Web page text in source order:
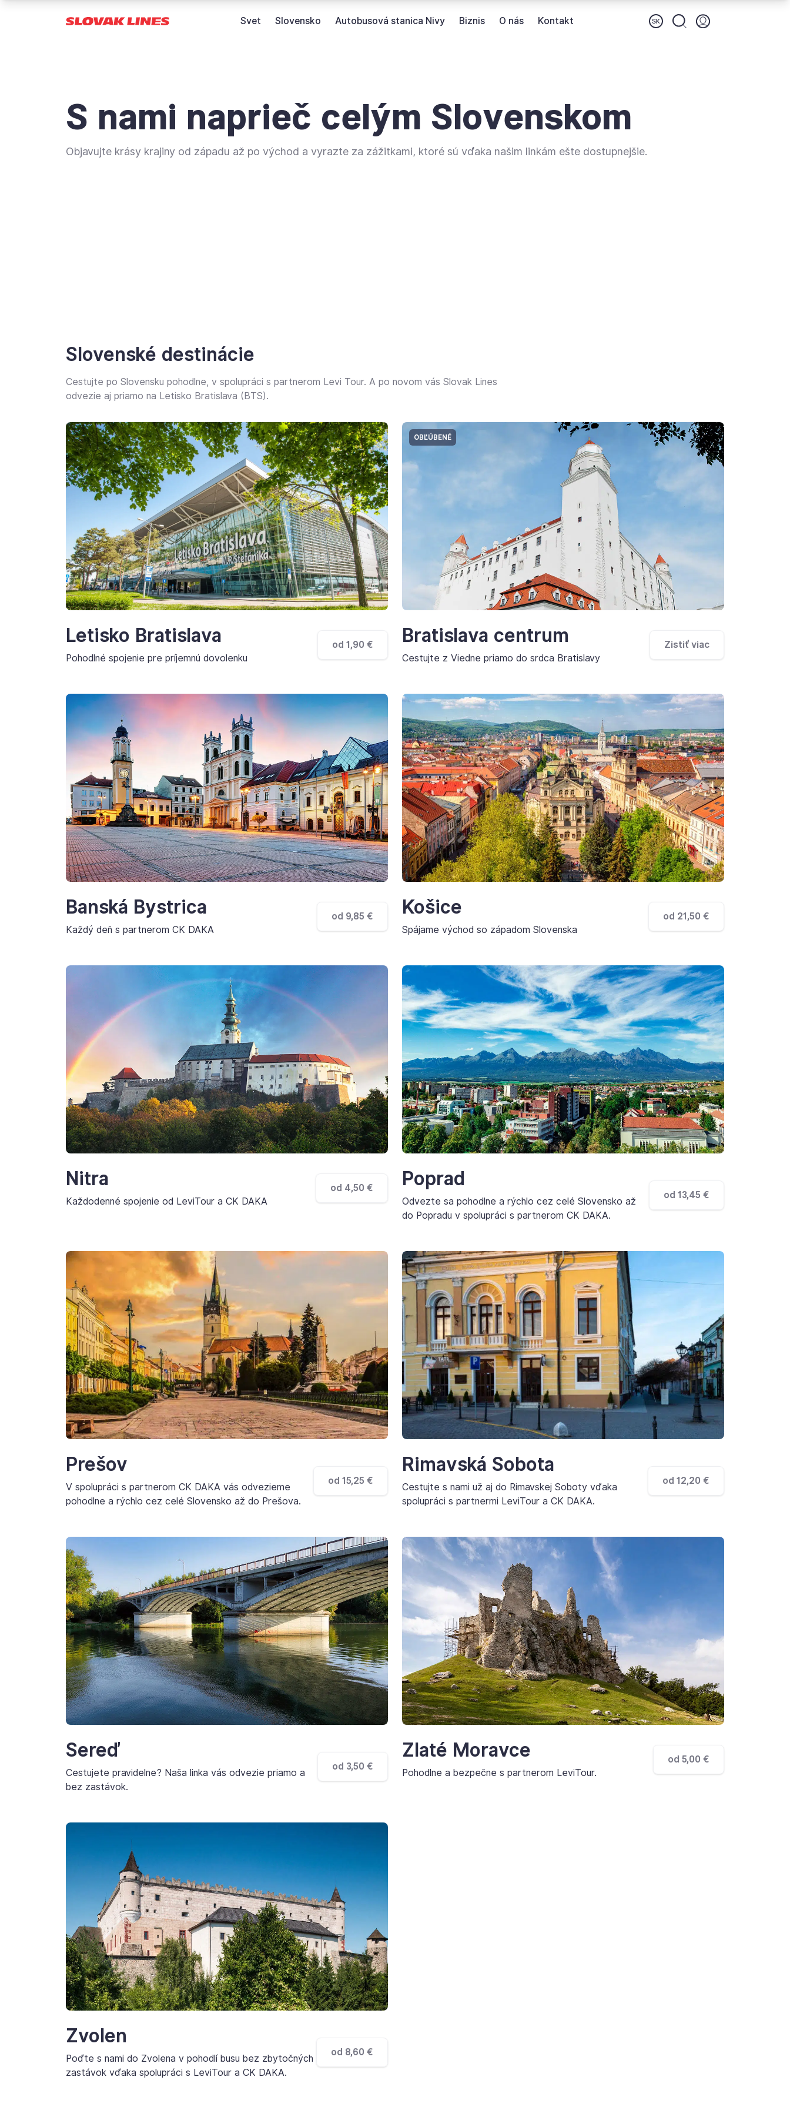
Svet
Slovensko Autobusová stanica Nivy Biznis O nás
Kontakt
S nami naprieč celým Slovenskom
Objavujte krásy krajiny od západu až po východ a vyrazte za zážitkami, ktoré sú vďaka našim linkám ešte dostupnejšie.
Slovenské destinácie
Cestujte po Slovensku pohodlne, v spolupráci s partnerom Levi Tour. A po novom vás Slovak Lines
odvezie aj priamo na Letisko Bratislava (BTS).
Letisko Bratislava
Pohodlné spojenie pre príjemnú dovolenku
od 1,90 €
OBĽÚBENÉ
Bratislava centrum
Cestujte z Viedne priamo do srdca Bratislavy
Zistiť viac
Banská Bystrica
Každý deň s partnerom CK DAKA
od 9,85 € Košice
Spájame východ so západom Slovenska
od 21,50 €
Nitra
Každodenné spojenie od LeviTour a CK DAKA
od 4,50 € Poprad
Odvezte sa pohodlne a rýchlo cez celé Slovensko až
do Popradu v spolupráci s partnerom CK DAKA.
od 13,45 €
Prešov
V spolupráci s partnerom CK DAKA vás odvezieme
pohodlne a rýchlo cez celé Slovensko až do Prešova.
od 15,25 €
Rimavská Sobota
Cestujte s nami už aj do Rimavskej Soboty vďaka
spolupráci s partnermi LeviTour a CK DAKA.
od 12,20 €
Sereď
Cestujete pravidelne? Naša linka vás odvezie priamo a
bez zastávok.
od 3,50 €
Zlaté Moravce
Pohodlne a bezpečne s partnerom LeviTour.
od 5,00 €
Zvolen
Poďte s nami do Zvolena v pohodlí busu bez zbytočných
zastávok vďaka spolupráci s LeviTour a CK DAKA.
od 8,60 €